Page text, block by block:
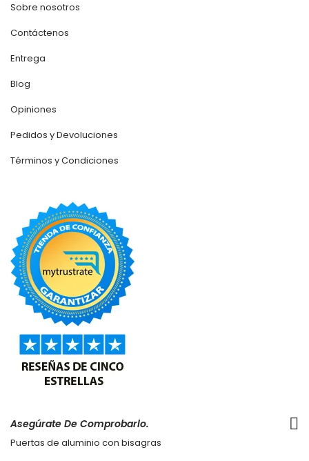
Sobre nosotros
Contáctenos
Entrega
Blog
Opiniones
Pedidos y Devoluciones
Términos y Condiciones
Asegúrate De Comprobarlo.
Puertas de aluminio con bisagras